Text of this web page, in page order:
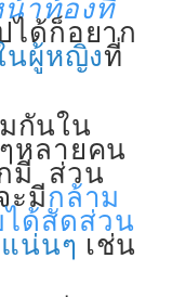
าท้องที่
ได้ก็อยาก
นผู้หญิงที่
นใน
หลายคน
มี ส่วน
ะมีกล้าม
ด้สัดส่วน
แน่นๆ เช่น